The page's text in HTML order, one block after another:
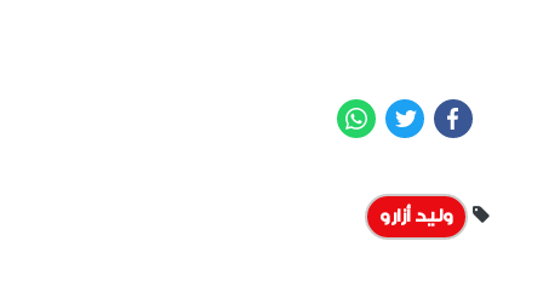
Facebook
Twitter
وليد أزارو